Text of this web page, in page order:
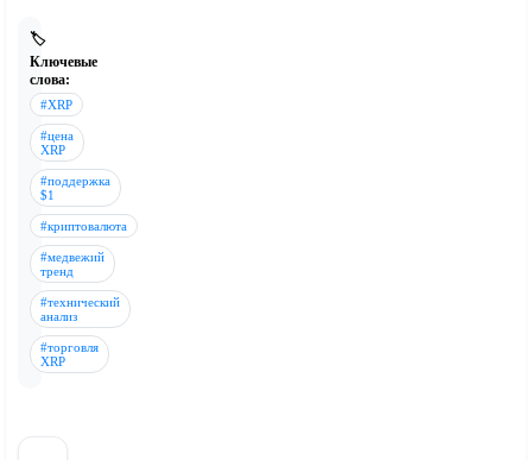
🏷️
Ключевые
слова:
#XRP
#цена
XRP
#поддержка
$1
#криптовалюта
#медвежий
тренд
#технический
анализ
#торговля
XRP